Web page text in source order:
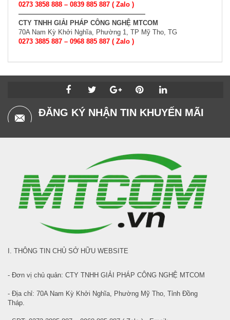
0273 3858 888 – 0839 885 887 ( Zalo )
———————————————————
CTY TNHH GIẢI PHÁP CÔNG NGHỆ MTCOM
70A Nam Kỳ Khởi Nghĩa, Phường 1, TP Mỹ Tho, TG
0273 3885 887 – 0968 885 887 ( Zalo )
ĐĂNG KÝ NHẬN TIN KHUYẾN MÃI
I. THÔNG TIN CHỦ SỞ HỮU WEBSITE
- Đơn vị chủ quản: CTY TNHH GIẢI PHÁP CÔNG NGHỆ MTCOM
- Địa chỉ: 70A Nam Kỳ Khởi Nghĩa, Phường Mỹ Tho, Tỉnh Đồng
Tháp.